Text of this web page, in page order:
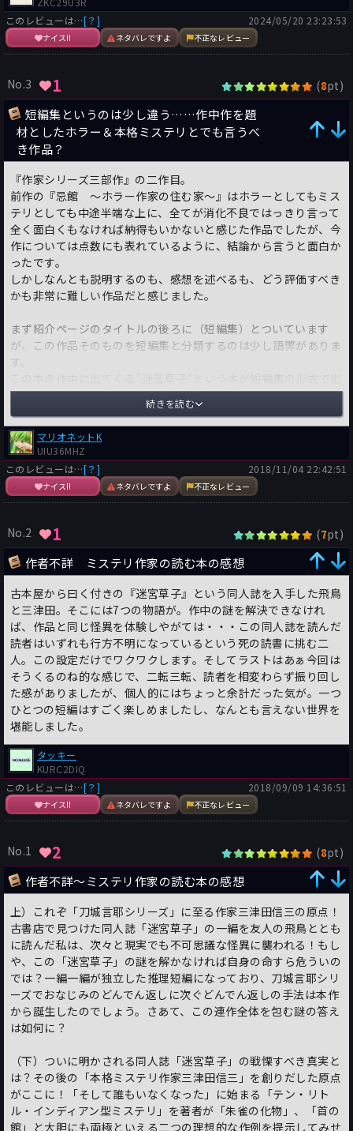
このレビューは…[？]
ナイス!! ネタバレですよ 不正なレビュー
2024/05/20 23:23:53
No.3 1 (8pt)
短編集というのは少し違う……作中作を題
材としたホラー＆本格ミステリとでも言うべ
き作品？
『作家シリーズ三部作』の二作目。
前作の『忌館 ～ホラー作家の住む家～』はホラーとしてもミス
テリとしても中途半端な上に、全てが消化不良ではっきり言って
全く面白くもなければ納得もいかないと感じた作品でしたが、今
作については点数にも表れているように、結論から言うと面白か
ったです。
しかしなんとも説明するのも、感想を述べるも、どう評価すべき
かも非常に難しい作品だと感じました。
まず紹介ページのタイトルの後ろに（短編集）とついています
が、この作品そのものを短編集と分類するのは少し語弊がありま
す。
来ており、その一作一作の謎を主人公達が解き明かしていくとい
う、作中作形式の話になります。（ややこしいですが）
ただ当然ながら”迷宮草子”はただのミステリ短編集ではなく、読
んだ者の身に一話ごとに怪異が襲い掛かり、そしてこの本の謎を
解かない限りその怪異が消えることはなく、さらには読んだ者は
やがてその姿を消すことになる……という恐ろしい曰くを持った
もので、主人公達は日々襲い来る怪異に悩まされながら、命がけ
そんなオカルトな題材を扱ったホラー作品でありながら”迷宮草
子”の個々の短編の謎はあくまで「本格ミステリ」の形式がとら
れており、導かれる回答も極めて論理的という、まさにこの作者
の代名詞でもある、ホラーと本格ミステリの融合を果たしている
作品と言えます。
また作中作となる個々の話もいろいろな本格ミステリのジャンル
やテーマをバラエティ豊富に取り揃えながら、それ単体でも十分
楽しめるクオリティを携えており、上下巻のボリュームながら飽
きることなく楽しませてくれる、まさに「力作」とも言える作品
だと思いました。
なお、この作品はクローズドサークルタグが付いていますが、こ
の作品自体は全くクローズドサークルではありません。
ただ、上にある作中作の短編作品の中にクローズドサークル形式
の作品が含まれるほか、謎解きの際にもクローズドサークル談義
（？）が交わされるので、クローズドサークル好きにもおすすめ
できる作品であると言えるでしょう。
▼以下、ネタバレ感想
※ネタバレの感想はログイン後閲覧できます。[
ログイン
はこちら
続きを読む
マリオネットK
UIU36MHZ
このレビューは…[？]
ナイス!! ネタバレですよ 不正なレビュー
2018/11/04 22:42:51
No.2 1 (7pt)
作者不詳 ミステリ作家の読む本の感想
古本屋から曰く付きの『迷宮草子』という同人誌を入手した飛鳥
と三津田。そこには7つの物語が。作中の謎を解決できなけれ
ば、作品と同じ怪異を体験しやがては・・・この同人誌を読んだ
読者はいずれも行方不明になっているという死の読書に挑む二
人。この設定だけでワクワクします。そしてラストはあぁ今回は
そうくるのね的な感じで、二転三転、読者を相変わらず振り回し
た感がありましたが、個人的にはちょっと余計だった気が。一つ
ひとつの短編はすごく楽しめましたし、なんとも言えない世界を
堪能しました。
タッキー
KURC2DIQ
このレビューは…[？]
ナイス!! ネタバレですよ 不正なレビュー
2018/09/09 14:36:51
No.1 2 (8pt)
作者不詳～ミステリ作家の読む本の感想
上）これぞ「刀城言耶シリーズ」に至る作家三津田信三の原点！
古書店で見つけた同人誌「迷宮草子」の一編を友人の飛鳥ととも
に読んだ私は、次々と現実でも不可思議な怪異に襲われる！もし
や、この「迷宮草子」の謎を解かなければ自身の命すら危ういの
では？一編一編が独立した推理短編になっており、刀城言耶シリ
ーズでおなじみのどんでん返しに次ぐどんでん返しの手法は本作
から誕生したのでしょう。さあて、この連作全体を包む謎の答え
は如何に？
（下）ついに明かされる同人誌「迷宮草子」の戦慄すべき真実と
は？その後の「本格ミステリ作家三津田信三」を創りだした原点
がここに！「そして誰もいなくなった」に始まる「テン・リト
ル・インディアン型ミステリ」を著者が「朱雀の化物」、「首の
館」と大胆にも両極といえる二つの理想的な作例を提示してみせ